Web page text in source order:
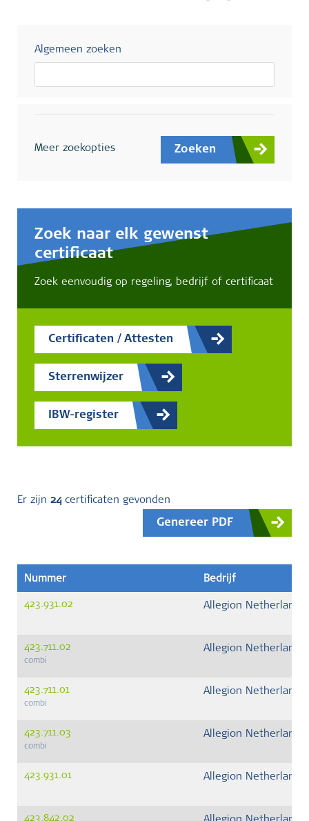
Algemeen zoeken
Meer zoekopties Zoeken
Zoek naar elk gewenst
certificaat
Zoek eenvoudig op regeling, bedrijf of certificaat
Certificaten / Attesten
Sterrenwijzer
IBW-register
Er zijn 24certificaten gevonden
Genereer PDF
Nummer Bedrijf
423.931.02 Allegion Netherlands
423.711.02
combi
Allegion Netherlands
423.711.01
combi
Allegion Netherlands
423.711.03
combi
Allegion Netherlands
423.931.01 Allegion Netherlands
423.842.02